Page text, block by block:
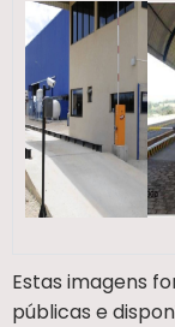
Estas imagens
públicas e